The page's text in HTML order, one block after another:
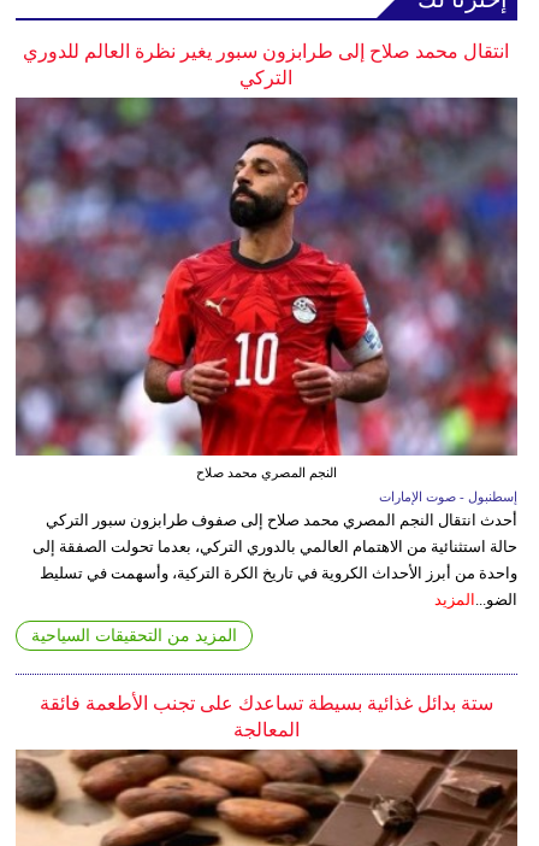
انتقال محمد صلاح إلى طرابزون سبور يغير نظرة العالم للدوري
التركي
النجم المصري محمد صلاح
إسطنبول - صوت الإمارات
أحدث انتقال النجم المصري محمد صلاح إلى صفوف طرابزون سبور التركي
حالة استثنائية من الاهتمام العالمي بالدوري التركي، بعدما تحولت الصفقة إلى
واحدة من أبرز الأحداث الكروية في تاريخ الكرة التركية، وأسهمت في تسليط
الضو... المزيد
المزيد من التحقيقات السياحية
ستة بدائل غذائية بسيطة تساعدك على تجنب الأطعمة فائقة
المعالجة